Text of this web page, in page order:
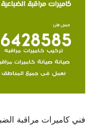
فني كاميرات مراقبة